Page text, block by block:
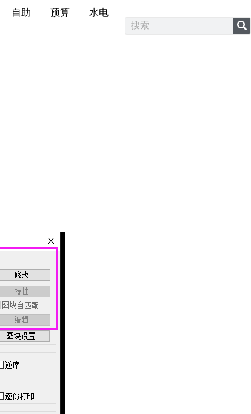
自助 预算
水电